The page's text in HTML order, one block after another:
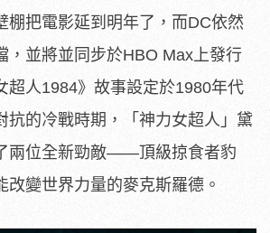
棚把電影延到明年了，而DC依然
，並將並同步於HBO Max上發行
超人1984》故事設定於1980年代
抗的冷戰時期，「神力女超人」黛
兩位全新勁敵——頂級掠食者豹
改變世界力量的麥克斯羅德。